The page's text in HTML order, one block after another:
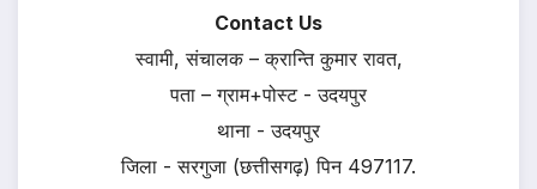
Contact Us
स्वामी, संचालक – क्रान्ति कुमार रावत,
पता – ग्राम+पोस्ट - उदयपुर
थाना - उदयपुर
जिला - सरगुजा (छत्तीसगढ़) पिन 497117.